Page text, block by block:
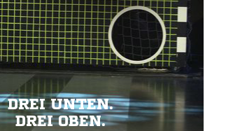
DREI UNTEN.
DREI OBEN.